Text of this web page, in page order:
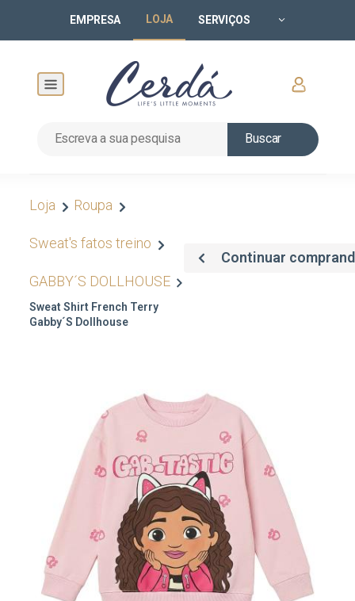
EMPRESA LOJA SERVIÇOS
Buscar
Loja Roupa
Sweat's fatos treino
GABBY´S DOLLHOUSE
Sweat Shirt French Terry
Gabby´s Dollhouse
Continuar